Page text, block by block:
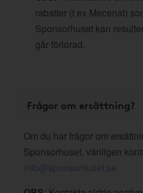
rabatter (t ex Mecenat)
Sponsorhuset kan
går förlorad.
Frågor om ersättning?
Om du har frågor om
Sponsorhuset, vänligen
info@sponsorhuset.se